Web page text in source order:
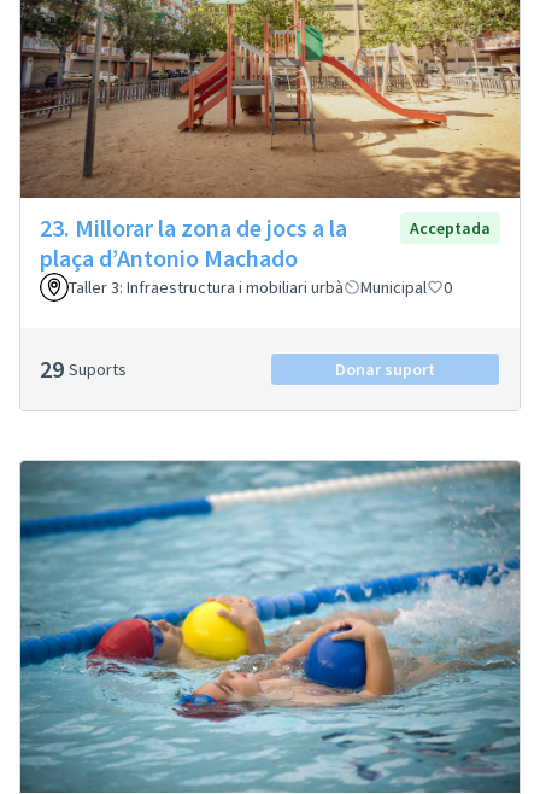
23. Millorar la zona de jocs a la
plaça d’Antonio Machado
Acceptada
Taller 3: Infraestructura i mobiliari urbà Municipal 0
29 Suports Donar suport